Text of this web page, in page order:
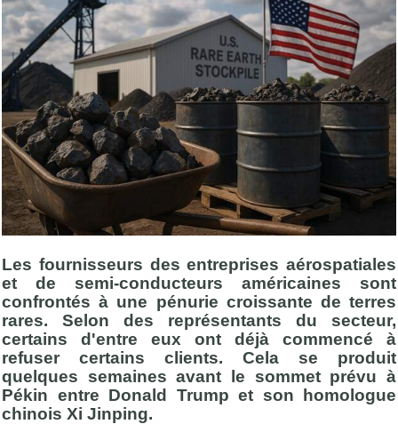
Les fournisseurs des entreprises aérospatiales
et de semi-conducteurs américaines sont
confrontés à une pénurie croissante de terres
rares. Selon des représentants du secteur,
certains d'entre eux ont déjà commencé à
refuser certains clients. Cela se produit
quelques semaines avant le sommet prévu à
Pékin entre Donald Trump et son homologue
chinois Xi Jinping.